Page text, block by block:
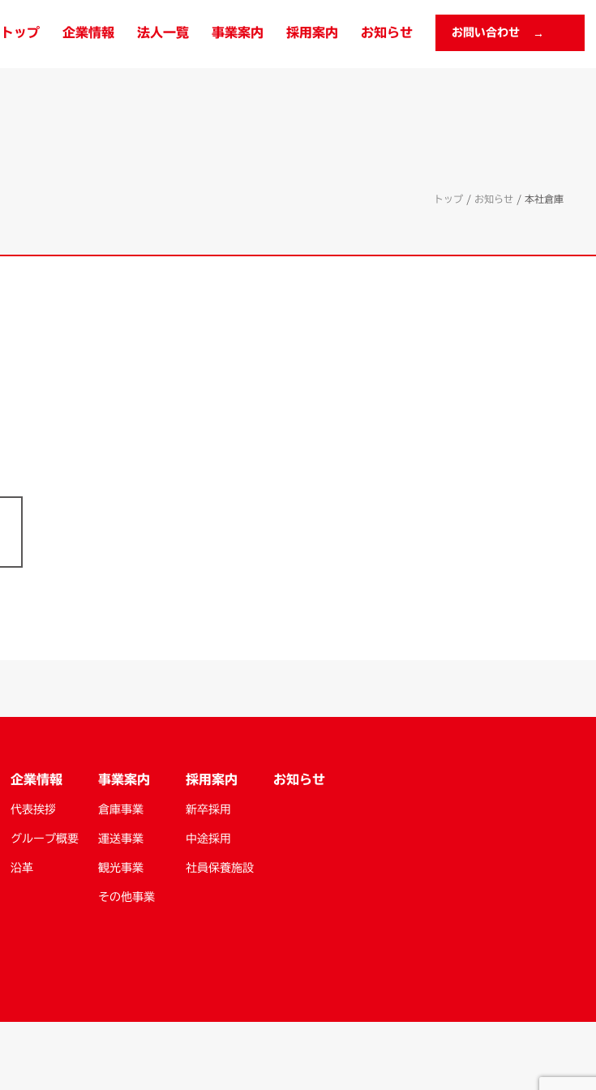
トップ 企業情報 法人一覧 事業案内 採用案内 お知らせ お問い合わせ
トップ / お知らせ / 本社倉庫
企業情報
代表挨拶
グループ概要
沿革
事業案内
倉庫事業
運送事業
観光事業
その他事業
採用案内
新卒採用
中途採用
社員保養施設
お知らせ